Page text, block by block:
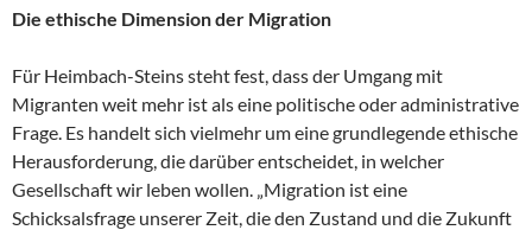
Die ethische Dimension der Migration
Für Heimbach-Steins steht fest, dass der Umgang mit
Migranten weit mehr ist als eine politische oder administrative
Frage. Es handelt sich vielmehr um eine grundlegende ethische
Herausforderung, die darüber entscheidet, in welcher
Gesellschaft wir leben wollen. „Migration ist eine
Schicksalsfrage unserer Zeit, die den Zustand und die Zukunft